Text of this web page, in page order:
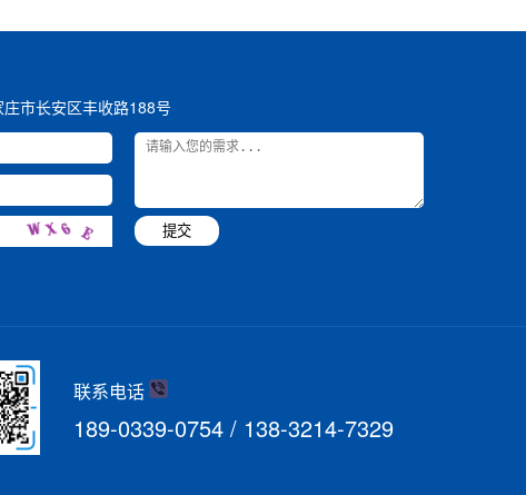
市长安区丰收路188号
提交
联系电话
189-0339-0754 / 138-3214-7329